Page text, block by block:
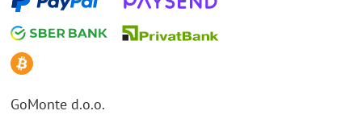
GoMonte d.o.o.